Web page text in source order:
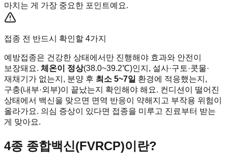
마치는 게 가장 중요한 포인트예요.
접종 전 반드시 확인할 4가지
예방접종은 건강한 상태에서만 진행해야 효과와 안전이
보장돼요. 체온이 정상(38.0~39.2℃)인지, 설사·구토·콧물·
재채기가 없는지, 분양 후 최소 5~7일 환경에 적응했는지,
구충(내부·외부)이 끝났는지 확인해야 해요. 컨디션이 떨어진
상태에서 백신을 맞으면 면역 반응이 약해지고 부작용 위험이
올라가요. 의심 증상이 있다면 접종을 미루고 진료부터 받는
게 맞아요.
4종 종합백신(FVRCP)이란?